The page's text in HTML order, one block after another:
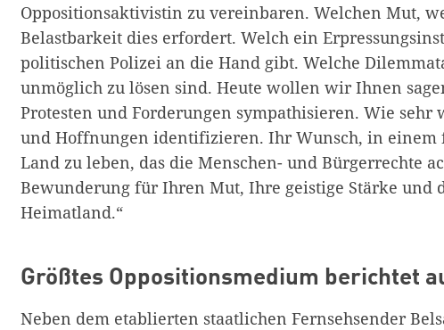
Oppositionsaktivistin zu vereinbaren. Welchen Mut,
Belastbarkeit dies erfordert. Welch ein
politischen Polizei an die Hand gibt. Welche
unmöglich zu lösen sind. Heute wollen wir Ihnen
Protesten und Forderungen sympathisieren. Wie
und Hoffnungen identifizieren. Ihr Wunsch, in einem
Land zu leben, das die Menschen- und Bürgerrechte
Bewunderung für Ihren Mut, Ihre geistige Stärke und
Heimatland.“
Größtes Oppositionsmedium berichtet
Neben dem etablierten staatlichen Fernsehsender